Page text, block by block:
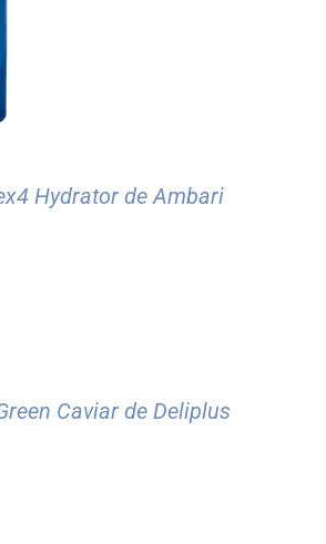
Hydrator de Ambari
Caviar de Deliplus